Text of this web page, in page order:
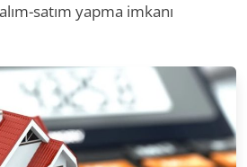
satım yapma imkanı